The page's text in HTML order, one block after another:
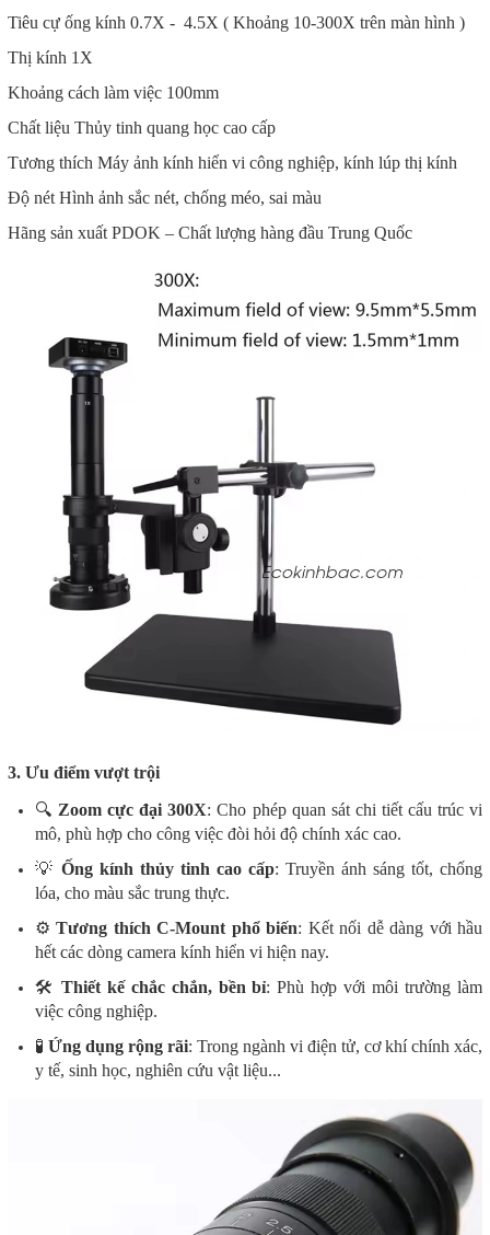
Tiêu cự ống kính 0.7X - 4.5X ( Khoảng 10-300X trên màn hình )
Thị kính 1X
Khoảng cách làm việc 100mm
Chất liệu Thủy tinh quang học cao cấp
Tương thích Máy ảnh kính hiển vi công nghiệp, kính lúp thị kính
Độ nét Hình ảnh sắc nét, chống méo, sai màu
Hãng sản xuất PDOK – Chất lượng hàng đầu Trung Quốc
3. Ưu điểm vượt trội
🔍 Zoom cực đại 300X: Cho phép quan sát chi tiết cấu trúc vi
mô, phù hợp cho công việc đòi hỏi độ chính xác cao.
💡 Ống kính thủy tinh cao cấp: Truyền ánh sáng tốt, chống
lóa, cho màu sắc trung thực.
⚙️Tương thích C-Mount phổ biến: Kết nối dễ dàng với hầu
hết các dòng camera kính hiển vi hiện nay.
🛠️ Thiết kế chắc chắn, bền bỉ: Phù hợp với môi trường làm
việc công nghiệp.
🧪 Ứng dụng rộng rãi: Trong ngành vi điện tử, cơ khí chính xác,
y tế, sinh học, nghiên cứu vật liệu...